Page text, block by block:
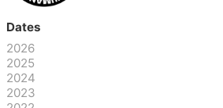
Dates
2026
2025
2024
2023